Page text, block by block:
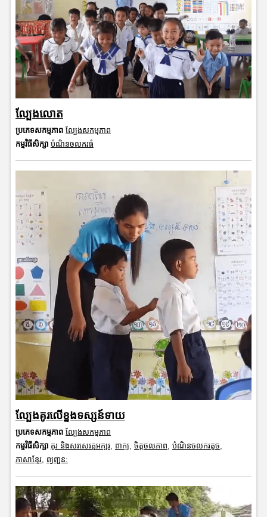
ល្បែងលោត
ប្រភេទសកម្មភាព ល្បែងសកម្មភាព
កម្មវិធីសិក្សា បំណិនចលករធំ
ល្បែងគូរលើខ្នងទស្សន៍ទាយ
ប្រភេទសកម្មភាព ល្បែងសកម្មភាព
កម្មវិធីសិក្សា គូរ និងសរសេរតួអក្សរ, ពាក្យ, ចិត្តចលភាព, បំណិនចលករតូច,
ភាសាខ្មែរ, ព្យញ្ជនៈ